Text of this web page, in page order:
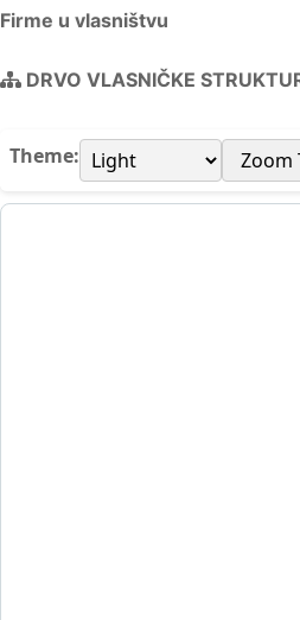
Firme u vlasništvu
DRVO VLASNIČKE
Theme: Zoom